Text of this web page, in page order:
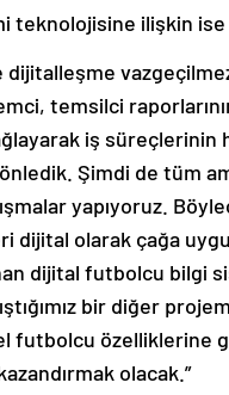
teknolojisine ilişkin
temsilci
iş süreçlerinin
Şimdi de tüm
yapıyoruz.
dijital olarak çağa
dijital futbolcu bilgi
bir diğer
futbolcu özelliklerine
olacak.”